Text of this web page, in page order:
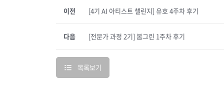
이전 [4기 AI 아티스트 챌린지] 유호 4주차 후기
[전문가 과정 2기] 봄그린 1주차 후기
다음
목록보기